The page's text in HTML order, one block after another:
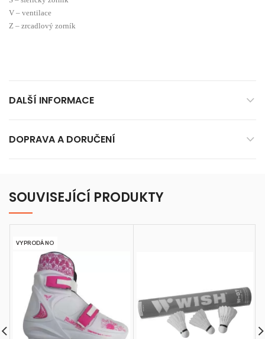
V – ventilace
Z – zrcadlový zorník
DALŠÍ INFORMACE
DOPRAVA A DORUČENÍ
SOUVISEJÍCÍ PRODUKTY
VYPRODÁNO